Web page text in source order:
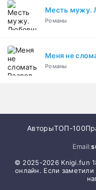
Месть мужу.
Романы
Меня не
Романы
АвторыТОП-100
Email:
© 2025-2026 Knigi.fun
онлайн. Если